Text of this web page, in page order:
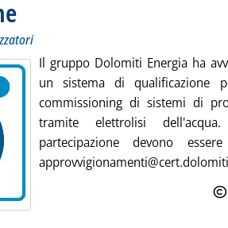
Il gruppo Dolomiti Energia ha
un sistema di
commissioning di sistemi di
tramite elettrolisi
partecipazione devono